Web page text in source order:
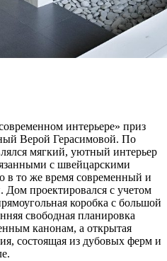
интерьере» приз
Верой Герасимовой. По
мягкий, уютный интерьер
с швейцарскими
то же время современный и
проектировался с учетом
коробка с большой
свободная планировка
канонам, а открытая
состоящая из дубовых ферм и